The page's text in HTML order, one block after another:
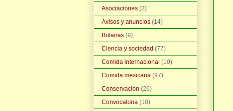
Asociaciones (3)
Avisos y anuncios (14)
Botanas (9)
Ciencia y sociedad (77)
Comida internacional (10)
Comida mexicana (97)
Conservación (26)
Convocatoria (10)